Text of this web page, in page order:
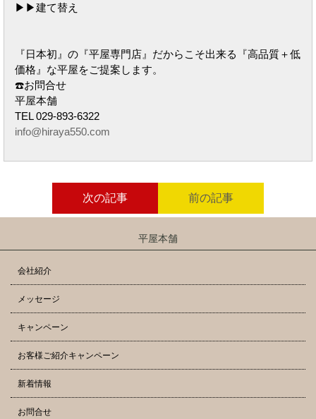
▶︎▶︎建て替え
『日本初』の『平屋専門店』だからこそ出来る『高品質＋低
価格』な平屋をご提案します。
☎️お問合せ
平屋本舗
TEL 029-893-6322
info@hiraya550.com
次の記事 前の記事
平屋本舗
会社紹介
メッセージ
キャンペーン
お客様ご紹介キャンペーン
新着情報
お問合せ